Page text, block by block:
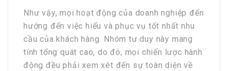
Như vậy, mọi hoạt động của doanh nghiệp đến
hướng đến việc hiểu và phục vụ tốt nhất nhu
cầu của khách hàng. Nhóm tư duy này mang
tính tổng quát cao, do đó, mọi chiến lược hành
động đều phải xem xét đến sự toàn diện về